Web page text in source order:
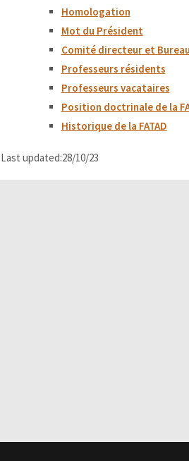
Homologation
Mot du Président
Comité directeur et
Professeurs résidents
Professeurs vacataires
Position doctrinale de la
Historique de la FATAD
Last updated:28/10/23